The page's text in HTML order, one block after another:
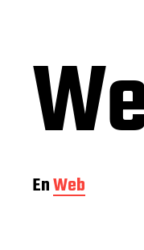
EnWeb